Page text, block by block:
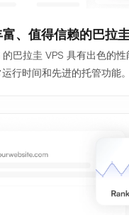
、值得信赖的巴拉
巴拉圭 VPS 具有出色的性
行时间和先进的托管功能。